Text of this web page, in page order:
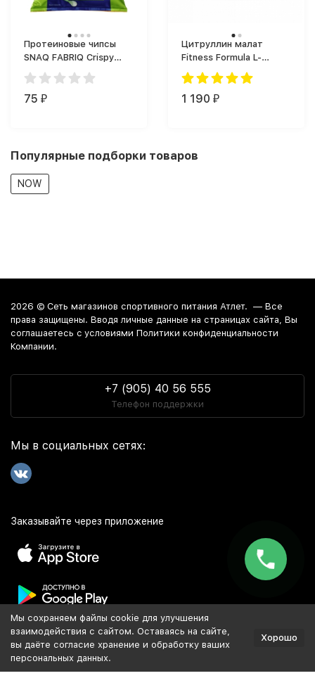
Протеиновые чипсы
SNAQ FABRIQ Crispy
Chips (50 г)
75 ₽
Цитруллин малат
Fitness Formula L-
Citrulline Premium (200
г)
1 190 ₽
Популярные подборки товаров
NOW
2026 © Сеть магазинов спортивного питания Атлет. — Все
права защищены. Вводя личные данные на страницах сайта, Вы
соглашаетесь c условиями Политики конфиденциальности
Компании.
+7 (905) 40 56 555
Телефон поддержки
Мы в социальных сетях:
Заказывайте через приложение
Популярное
Мы сохраняем файлы cookie для улучшения
взаимодействия с сайтом. Оставаясь на сайте,
вы даёте согласие хранение и обработку ваших
персональных данных.
Хорошо